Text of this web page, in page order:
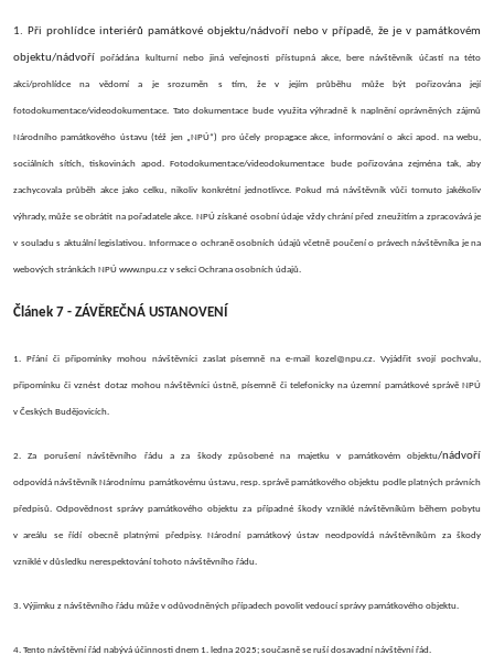
1. Při prohlídce interiérů památkové objektu/nádvořínebo v případě, že je v památkovém
objektu/nádvoří pořádána kulturní nebo jiná veřejnosti přístupná akce, bere návštěvník účastí na této
akci/prohlídce na vědomí a je srozuměn s tím, že v jejímprůběhu může být pořizována její
fotodokumentace/videodokumentace. Tato dokumentace bude využita výhradně k naplnění oprávněných zájmů
Národního památkového ústavu (též jen „NPÚ“) pro účely propagace akce, informování o akci apod. na webu,
sociálních sítích, tiskovinách apod. Fotodokumentace/videodokumentace bude pořizována zejména tak, aby
zachycovala průběh akce jako celku, nikoliv konkrétní jednotlivce. Pokud má návštěvník vůči tomuto jakékoliv
výhrady, může se obrátit na pořadatele akce. NPÚ získané osobní údaje vždy chrání před zneužitím a zpracovává je
v souladu s aktuální legislativou. Informace o ochraně osobních údajů včetně poučení o právech návštěvníka je na
webových stránkách NPÚ www.npu.cz v sekci Ochrana osobních údajů.
Článek 7 - ZÁVĚREČNÁ USTANOVENÍ
1. Přání či připomínky mohou návštěvníci zaslat písemně na e-mail kozel@npu.cz. Vyjádřitsvojí pochvalu,
připomínku či vznést dotaz mohou návštěvníci ústně, písemně či telefonicky naúzemní památkové správě NPÚ
v Českých Budějovicích.
2.Za porušení návštěvního řádu a za škody způsobené na majetku v památkovém objektu/nádvoří
odpovídá návštěvník Národnímu památkovému ústavu, resp. správě památkového objektu podle platných právních
předpisů. Odpovědnost správy památkového objektu za případné škody vzniklé návštěvníkům během pobytu
v areálu se řídí obecně platnými předpisy. Národní památkový ústav neodpovídá návštěvníkům za škody
vzniklé v důsledku nerespektování tohoto návštěvního řádu.
3. Výjimku z návštěvního řádu může v odůvodněných případech povolit vedoucí správy památkového objektu.
4. Tento návštěvní řád nabývá účinnosti dnem 1. ledna 2025; současně se ruší dosavadní návštěvní řád.